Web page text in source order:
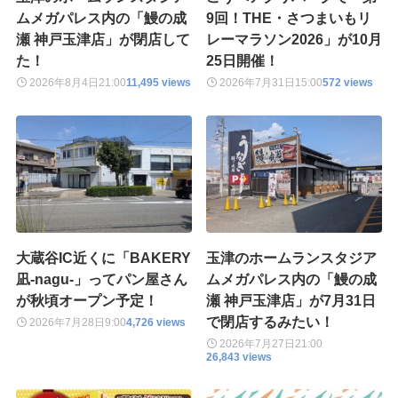
ムメガパレス内の「鰻の成
瀬 神戸玉津店」が閉店して
た！
2026年8月4日 21:0011,495 views
9回！THE・さつまいもリ
レーマラソン2026」が10月
25日開催！
2026年7月31日 15:00572 views
大蔵谷IC近くに「BAKERY
凪-nagu-」ってパン屋さん
が秋頃オープン予定！
2026年7月28日 9:004,726 views
玉津のホームランスタジア
ムメガパレス内の「鰻の成
瀬 神戸玉津店」が7月31日
で閉店するみたい！
2026年7月27日21:00
26,843 views